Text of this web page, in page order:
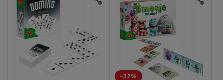
-32%